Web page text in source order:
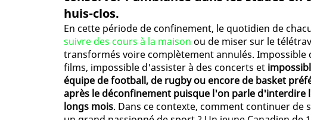
huis-clos.
En cette période de confinement, le quotidien de
suivre des cours à la maison ou de miser sur le
transformés voire complètement annulés.
films, impossible d'assister à des concerts et
équipe de football, de rugby ou encore de basket
après le déconfinement puisque l'on parle d'interdire
longs mois. Dans ce contexte, comment continuer